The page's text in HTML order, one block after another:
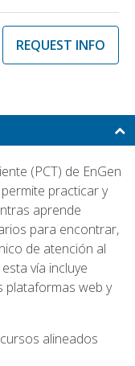
REQUEST INFO
(PCT) de EnGen
practicar y
aprende
para encontrar,
de atención al
vía incluye
plataformas web y
alineados